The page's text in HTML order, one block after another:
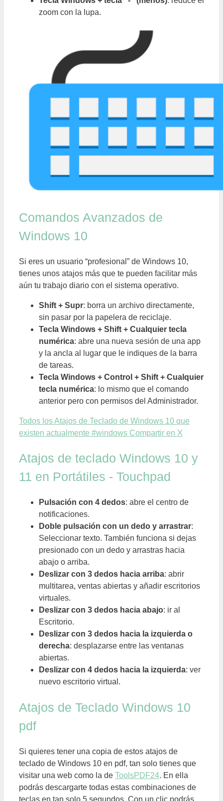
zoom con la lupa.
Comandos Avanzados de
Windows 10
Si eres un usuario “profesional” de Windows 10,
tienes unos atajos más que te pueden facilitar más
aún tu trabajo diario con el sistema operativo.
Shift + Supr: borra un archivo directamente,
sin pasar por la papelera de reciclaje.
Tecla Windows + Shift + Cualquier tecla
numérica: abre una nueva sesión de una app
y la ancla al lugar que le indiques de la barra
de tareas.
Tecla Windows + Control + Shift + Cualquier
tecla numérica: lo mismo que el comando
anterior pero con permisos del Administrador.
Todos los Atajos de Teclado de Windows 10 que
existen actualmente #windows Compartir en X
Atajos de teclado Windows 10 y
11 en Portátiles - Touchpad
Pulsación con 4 dedos: abre el centro de
notificaciones.
Doble pulsación con un dedo y arrastrar:
Seleccionar texto. También funciona si dejas
presionado con un dedo y arrastras hacia
abajo o arriba.
Deslizar con 3 dedos hacia arriba: abrir
multitarea, ventas abiertas y añadir escritorios
virtuales.
Deslizar con 3 dedos hacia abajo: ir al
Escritorio.
Deslizar con 3 dedos hacia la izquierda o
derecha: desplazarse entre las ventanas
abiertas.
Deslizar con 4 dedos hacia la izquierda: ver
nuevo escritorio virtual.
Atajos de Teclado Windows 10
pdf
Si quieres tener una copia de estos atajos de
teclado de Windows 10 en pdf, tan solo tienes que
visitar una web como la de ToolsPDF24. En ella
podrás descargarte todas estas combinaciones de
teclas en tan solo 5 segundos. Con un clic podrás